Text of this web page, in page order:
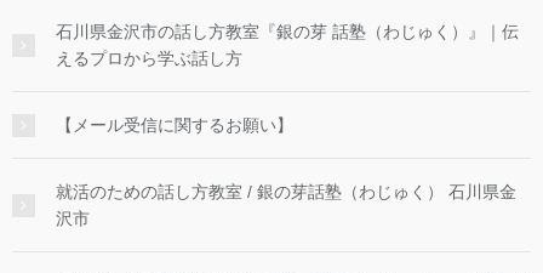
石川県金沢市の話し方教室『銀の芽 話塾（わじゅく）』｜伝
えるプロから学ぶ話し方
【メール受信に関するお願い】
就活のための話し方教室 / 銀の芽話塾（わじゅく） 石川県金
沢市